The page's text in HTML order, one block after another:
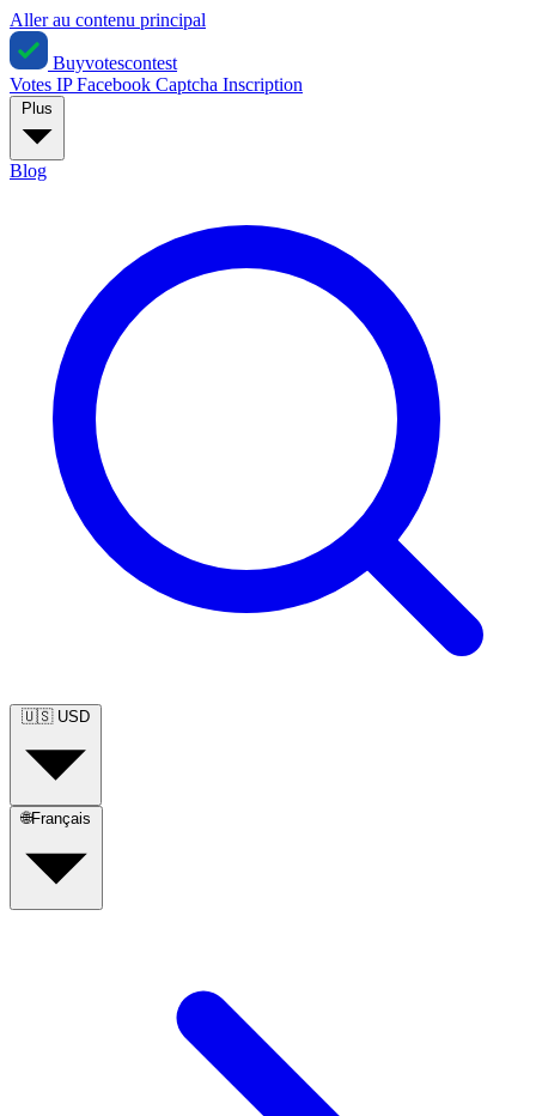
Aller au contenu principal
Buyvotescontest
Votes IPFacebook Captcha Inscription
Blog
🇺🇸 USD
🌐Français